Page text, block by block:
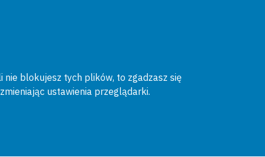
nie blokujesz tych plików, to zgadzasz się
ustawienia przeglądarki.